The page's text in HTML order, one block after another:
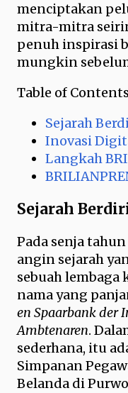
menciptakan
mitra-mitra
penuh inspirasi
mungkin
Table of Contents
Sejarah
Inovasi
Langkah
Sejarah
Pada senja
angin sejarah
sebuah
nama yang
en Spaarbank der
Ambtenaren.
sederhana, itu
Simpanan
Belanda di